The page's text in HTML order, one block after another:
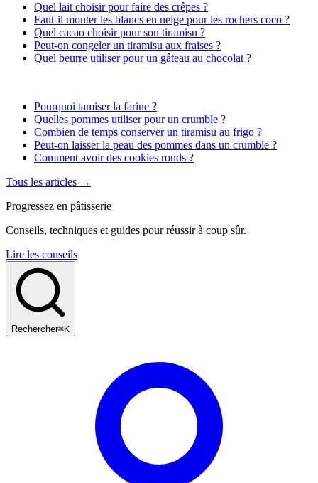
Quel lait choisir pour faire des crêpes ?
Faut-il monter les blancs en neige pour les rochers coco ?
Quel cacao choisir pour son tiramisu ?
Peut-on congeler un tiramisu aux fraises ?
Quel beurre utiliser pour un gâteau au chocolat ?
Pourquoi tamiser la farine ?
Quelles pommes utiliser pour un crumble ?
Combien de temps conserver un tiramisu au frigo ?
Peut-on laisser la peau des pommes dans un crumble ?
Comment avoir des cookies ronds ?
Tous les articles →
Progressez en pâtisserie
Conseils, techniques et guides pour réussir à coup sûr.
Lire les conseils
Rechercher⌘K